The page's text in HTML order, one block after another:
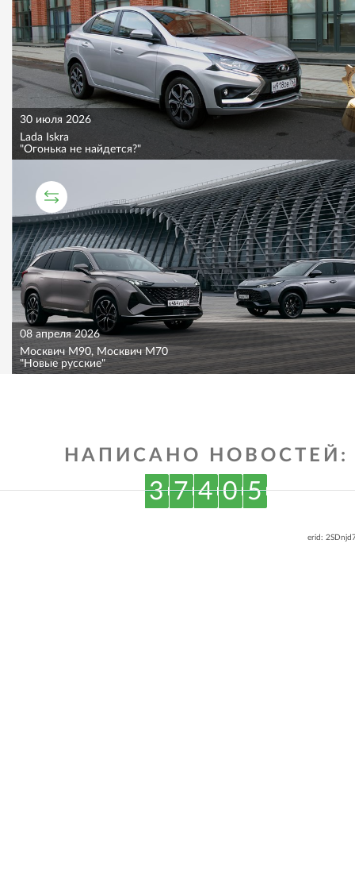
30 июля 2026
Lada Iskra
"Огонька не найдется?"
СРАВНИТЕЛЬНЫЙ ТЕСТ
08 апреля 2026
Москвич M90, Москвич M70
"Новые русские"
НАПИСАНО НОВОСТЕЙ:
3 7 4 0 5
erid: